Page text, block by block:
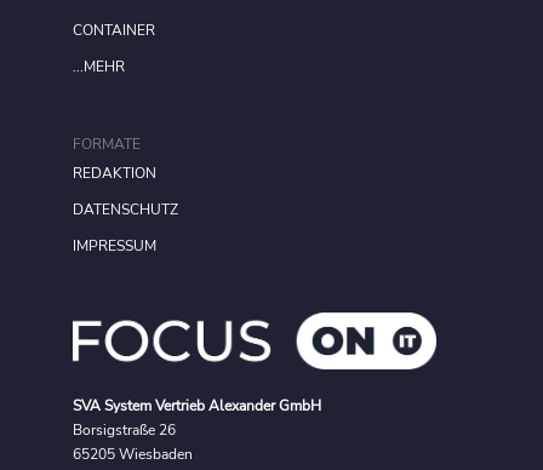
SVA System Vertrieb Alexander GmbH
Borsigstraße 26
65205 Wiesbaden
FORMATE
REDAKTION
DATENSCHUTZ
IMPRESSUM
CONTAINER
...MEHR